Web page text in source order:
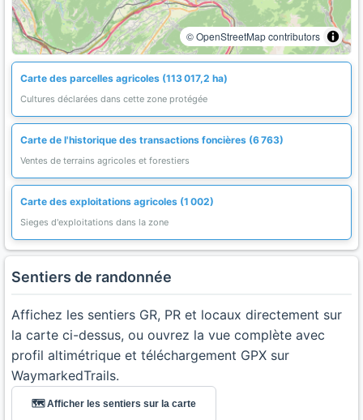
© OpenStreetMap contributors
Carte des parcelles agricoles (113 017,2 ha)
Cultures déclarées dans cette zone protégée
Carte de l'historique des transactions foncières (6 763)
Ventes de terrains agricoles et forestiers
Carte des exploitations agricoles (1 002)
Sieges d'exploitations dans la zone
Sentiers de randonnée
Affichez les sentiers GR, PR et locaux directement sur
la carte ci-dessus, ou ouvrez la vue complète avec
profil altimétrique et téléchargement GPX sur
WaymarkedTrails.
🗺️ Afficher les sentiers sur la carte